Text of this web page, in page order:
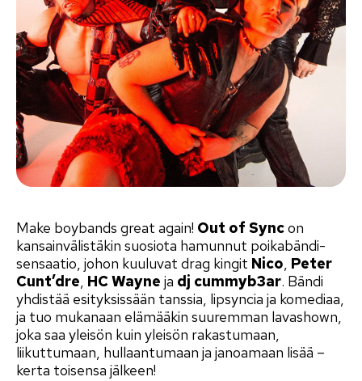
Make boybands great again! Out of Syncon
kansainvälistäkin suosiota hamunnut poikabändi-
sensaatio, johon kuuluvat drag kingit Nico, Peter
Cunt’dre, HC Wayne ja dj cummyb3ar. Bändi
yhdistää esityksissään tanssia, lipsyncia ja komediaa,
ja tuo mukanaan elämääkin suuremman lavashown,
joka saa yleisön kuin yleisön rakastumaan,
liikuttumaan, hullaantumaan ja janoamaan lisää –
kerta toisensa jälkeen!